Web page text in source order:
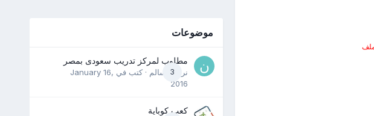
موضوعات
3
مطلوب لمركز تدريب سعودى بمصر
نرمين سالم · كتب في January 16,
2016
كعب كوباية